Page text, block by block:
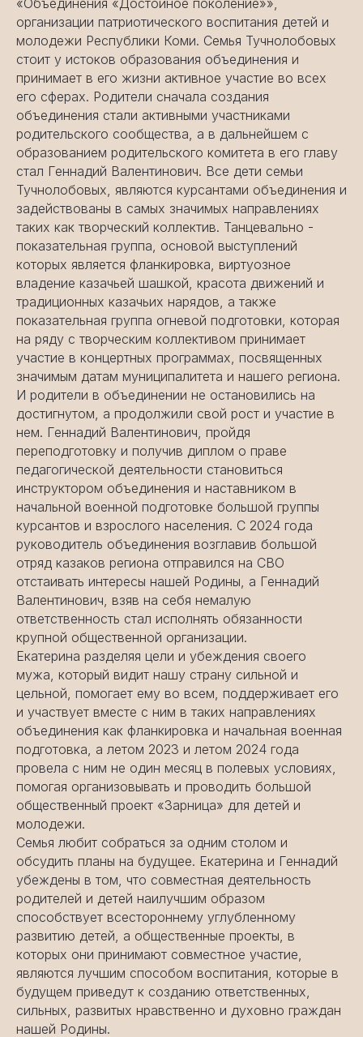
организации патриотического воспитания детей и
молодежи Республики Коми. Семья Тучнолобовых
стоит у истоков образования объединения и
принимает в его жизни активное участие во всех
его сферах. Родители сначала создания
объединения стали активными участниками
родительского сообщества, а в дальнейшем с
образованием родительского комитета в его главу
стал Геннадий Валентинович. Все дети семьи
Тучнолобовых, являются курсантами объединения и
задействованы в самых значимых направлениях
таких как творческий коллектив. Танцевально -
показательная группа, основой выступлений
которых является фланкировка, виртуозное
владение казачьей шашкой, красота движений и
традиционных казачьих нарядов, а также
показательная группа огневой подготовки, которая
на ряду с творческим коллективом принимает
участие в концертных программах, посвященных
значимым датам муниципалитета и нашего региона.
И родители в объединении не остановились на
достигнутом, а продолжили свой рост и участие в
нем. Геннадий Валентинович, пройдя
переподготовку и получив диплом о праве
педагогической деятельности становиться
инструктором объединения и наставником в
начальной военной подготовке большой группы
курсантов и взрослого населения. С 2024 года
руководитель объединения возглавив большой
отряд казаков региона отправился на СВО
отстаивать интересы нашей Родины, а Геннадий
Валентинович, взяв на себя немалую
ответственность стал исполнять обязанности
крупной общественной организации.
Екатерина разделяя цели и убеждения своего
мужа, который видит нашу страну сильной и
цельной, помогает ему во всем, поддерживает его
и участвует вместе с ним в таких направлениях
объединения как фланкировка и начальная военная
подготовка, а летом 2023 и летом 2024 года
провела с ним не один месяц в полевых условиях,
помогая организовывать и проводить большой
общественный проект «Зарница» для детей и
молодежи.
Семья любит собраться за одним столом и
обсудить планы на будущее. Екатерина и Геннадий
убеждены в том, что совместная деятельность
родителей и детей наилучшим образом
способствует всестороннему углубленному
развитию детей, а общественные проекты, в
которых они принимают совместное участие,
являются лучшим способом воспитания, которые в
будущем приведут к созданию ответственных,
сильных, развитых нравственно и духовно граждан
нашей Родины.
ПОЛИТИКА КОНФИДЕНЦИАЛЬНОСТИ
© 2023-2024 ФОНД ПОДДЕРЖКИ ДЕТЕЙ,
НАХОДЯЩИХСЯ В ТРУДНОЙ ЖИЗНЕННОЙ СИТУАЦИИ